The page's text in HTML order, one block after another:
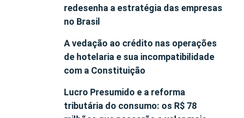
redesenha a estratégia das empresas
no Brasil
A vedação ao crédito nas operações
de hotelaria e sua incompatibilidade
com a Constituição
Lucro Presumido e a reforma
tributária do consumo: os R$ 78